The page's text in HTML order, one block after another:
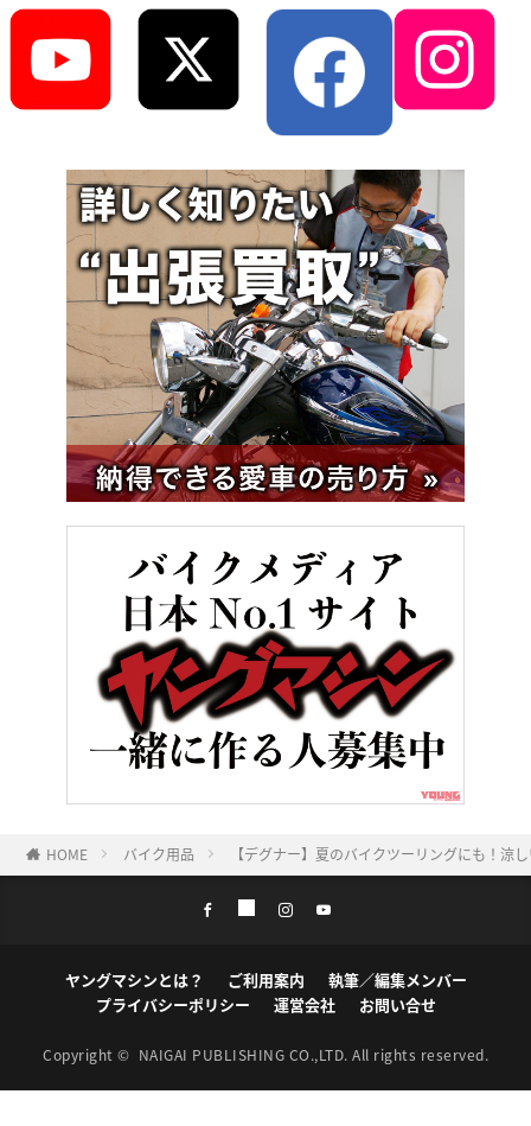
HOME バイク用品 【デグナー】夏のバイクツーリングにも！涼
ヤングマシンとは？ ご利用案内
執筆／編集メンバー
プライバシーポリシー
運営会社 お問い合せ
Copyright © NAIGAI PUBLISHING CO.,LTD. All rights reserved.